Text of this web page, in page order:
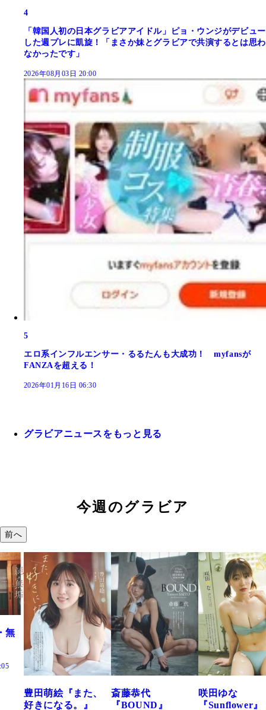
4
「韓国人初の日本グラビアアイドル」ピョ・ウンジがデビュー
した週プレに凱旋！「まさか妹とグラビアで共演するとは思わ
なかったです」
2026年08月03日 20:00
5
エロ系インフルエンサー・るるたんも大成功！ myfansが
FANZAを超える！
2026年01月16日 06:30
グラビアニュースをもっと見る
今週のグラビア
前へ
斎藤恭代
『BOUND』
咲田ゆな
『Sunflower』
藤水咲桜『花
だまり』